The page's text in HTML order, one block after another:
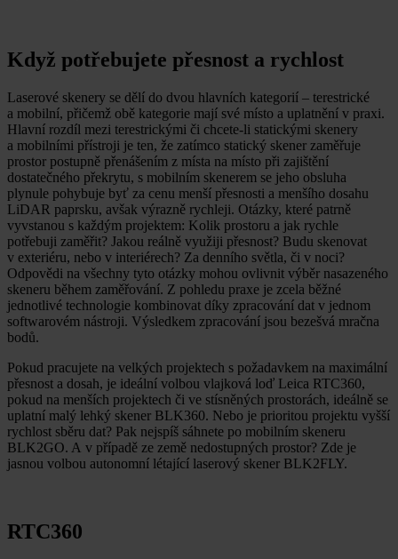
Když potřebujete přesnost a rychlost
Laserové skenery se dělí do dvou hlavních kategorií – terestrické
a mobilní, přičemž obě kategorie mají své místo a uplatnění v praxi.
Hlavní rozdíl mezi terestrickými či chcete-li statickými skenery
a mobilními přístroji je ten, že zatímco statický skener zaměřuje
prostor postupně přenášením z místa na místo při zajištění
dostatečného překrytu, s mobilním skenerem se jeho obsluha
plynule pohybuje byť za cenu menší přesnosti a menšího dosahu
LiDAR paprsku, avšak výrazně rychleji. Otázky, které patrně
vyvstanou s každým projektem: Kolik prostoru a jak rychle
potřebuji zaměřit? Jakou reálně využiji přesnost? Budu skenovat
v exteriéru, nebo v interiérech? Za denního světla, či v noci?
Odpovědi na všechny tyto otázky mohou ovlivnit výběr nasazeného
skeneru během zaměřování. Z pohledu praxe je zcela běžné
jednotlivé technologie kombinovat díky zpracování dat v jednom
softwarovém nástroji. Výsledkem zpracování jsou bezešvá mračna
bodů.
Pokud pracujete na velkých projektech s požadavkem na maximální
přesnost a dosah, je ideální volbou vlajková loď Leica RTC360,
pokud na menších projektech či ve stísněných prostorách, ideálně se
uplatní malý lehký skener BLK360. Nebo je prioritou projektu vyšší
rychlost sběru dat? Pak nejspíš sáhnete po mobilním skeneru
BLK2GO. A v případě ze země nedostupných prostor? Zde je
jasnou volbou autonomní létající laserový skener BLK2FLY.
RTC360